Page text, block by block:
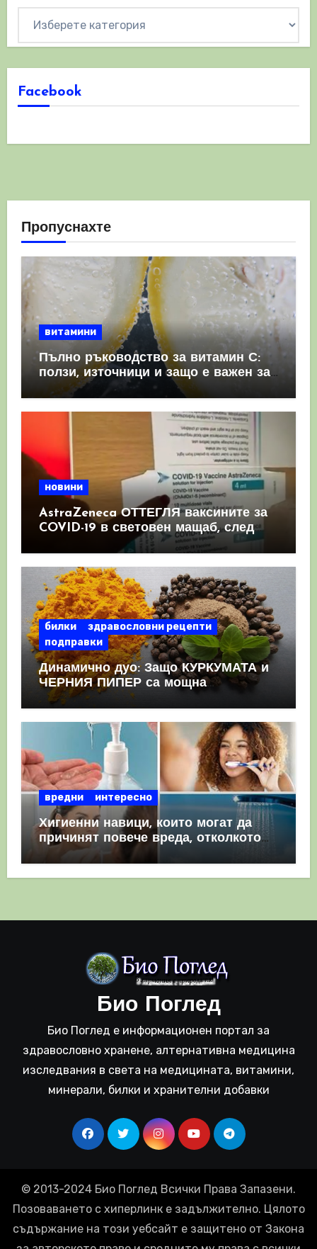
Facebook
Пропуснахте
витамини
Пълно ръководство за витамин С:
ползи, източници и защо е важен за
имунната система
новини
AstraZeneca ОТТЕГЛЯ ваксините за
COVID-19 в световен мащаб, след
като призна, че те причиняват
КРЪВНИ съсиреци
билки
здравословни рецепти
подправки
Динамично дуо: Защо КУРКУМАТА и
ЧЕРНИЯ ПИПЕР са мощна
комбинация
вредни интересно
Хигиенни навици, които могат да
причинят повече вреда, отколкото
полза
Био Поглед
Био Поглед е информационен портал за
здравословно хранене, алтернативна медицина
изследвания в света на медицината, витамини,
минерали, билки и хранителни добавки
© 2013-2024 Био Поглед Всички Права Запазени.
Позоваването с хиперлинк е задължително. Цялото
съдържание на този уебсайт е защитено от Закона